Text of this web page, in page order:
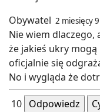
Obywatel 2 miesięcy
Nie wiem dlaczego,
że jakieś ukry
oficjalnie się
No i wygląda że
10 Odpowiedz